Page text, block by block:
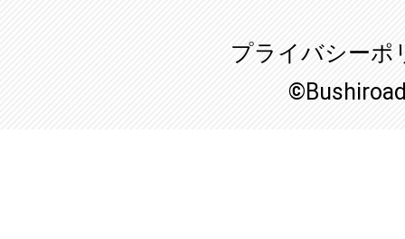
プライバシーポ